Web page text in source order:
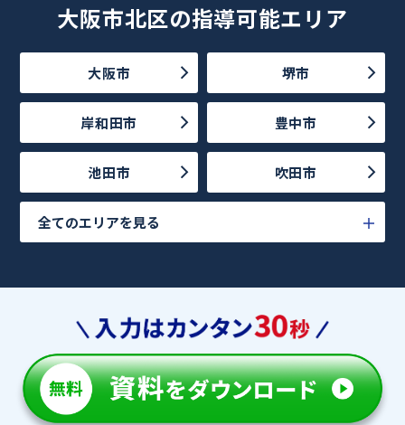
大阪市北区の指導可能エリア
大阪市 堺市
岸和田市 豊中市
池田市 吹田市
全てのエリアを見る